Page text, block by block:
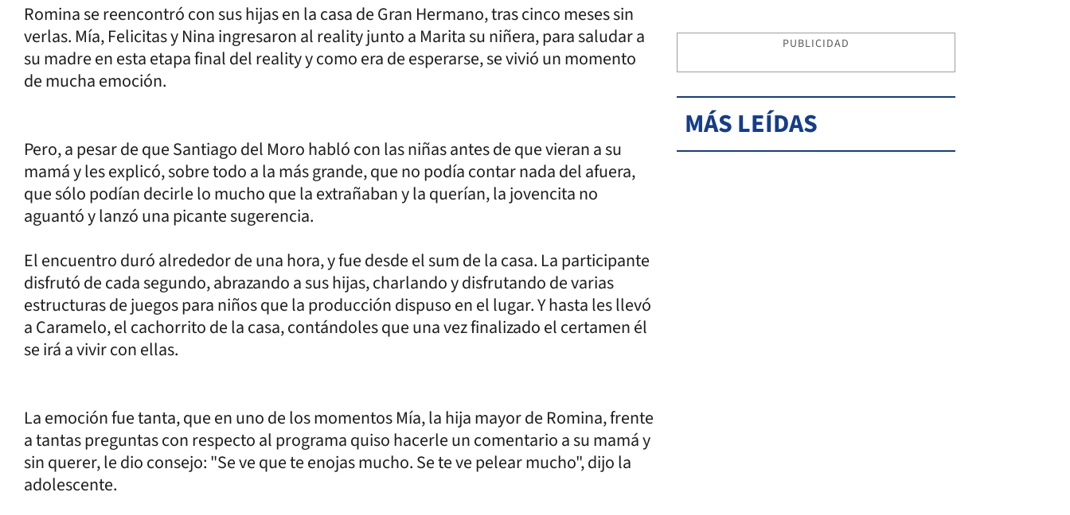
Romina se reencontró con sus hijas en la casa de Gran Hermano, tras cinco meses sin
verlas. Mía, Felicitas y Nina ingresaron al reality junto a Marita su niñera, para saludar a
su madre en esta etapa final del reality y como era de esperarse, se vivió un momento
de mucha emoción.
Pero, a pesar de que Santiago del Moro habló con las niñas antes de que vieran a su
mamá y les explicó, sobre todo a la más grande, que no podía contar nada del afuera,
que sólo podían decirle lo mucho que la extrañaban y la querían, la jovencita no
aguantó y lanzó una picante sugerencia.
El encuentro duró alrededor de una hora, y fue desde el sum de la casa. La participante
disfrutó de cada segundo, abrazando a sus hijas, charlando y disfrutando de varias
estructuras de juegos para niños que la producción dispuso en el lugar. Y hasta les llevó
a Caramelo, el cachorrito de la casa, contándoles que una vez finalizado el certamen él
se irá a vivir con ellas.
La emoción fue tanta, que en uno de los momentos Mía, la hija mayor de Romina, frente
a tantas preguntas con respecto al programa quiso hacerle un comentario a su mamá y
sin querer, le dio consejo: "Se ve que te enojas mucho. Se te ve pelear mucho", dijo la
adolescente.
PUBLICIDAD
MÁS LEÍDAS